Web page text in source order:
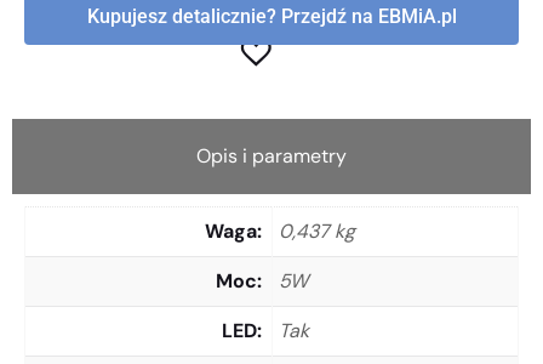
Kupujesz detalicznie? Przejdź na EBMiA.pl
Opis i parametry
Waga
0,437 kg
Moc
5W
LED
Tak